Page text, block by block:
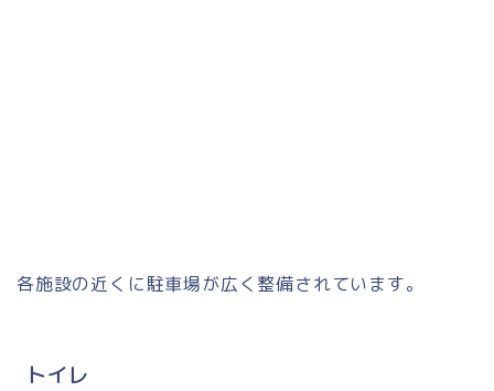
各施設の近くに駐車場が広く整備されています。
トイレ